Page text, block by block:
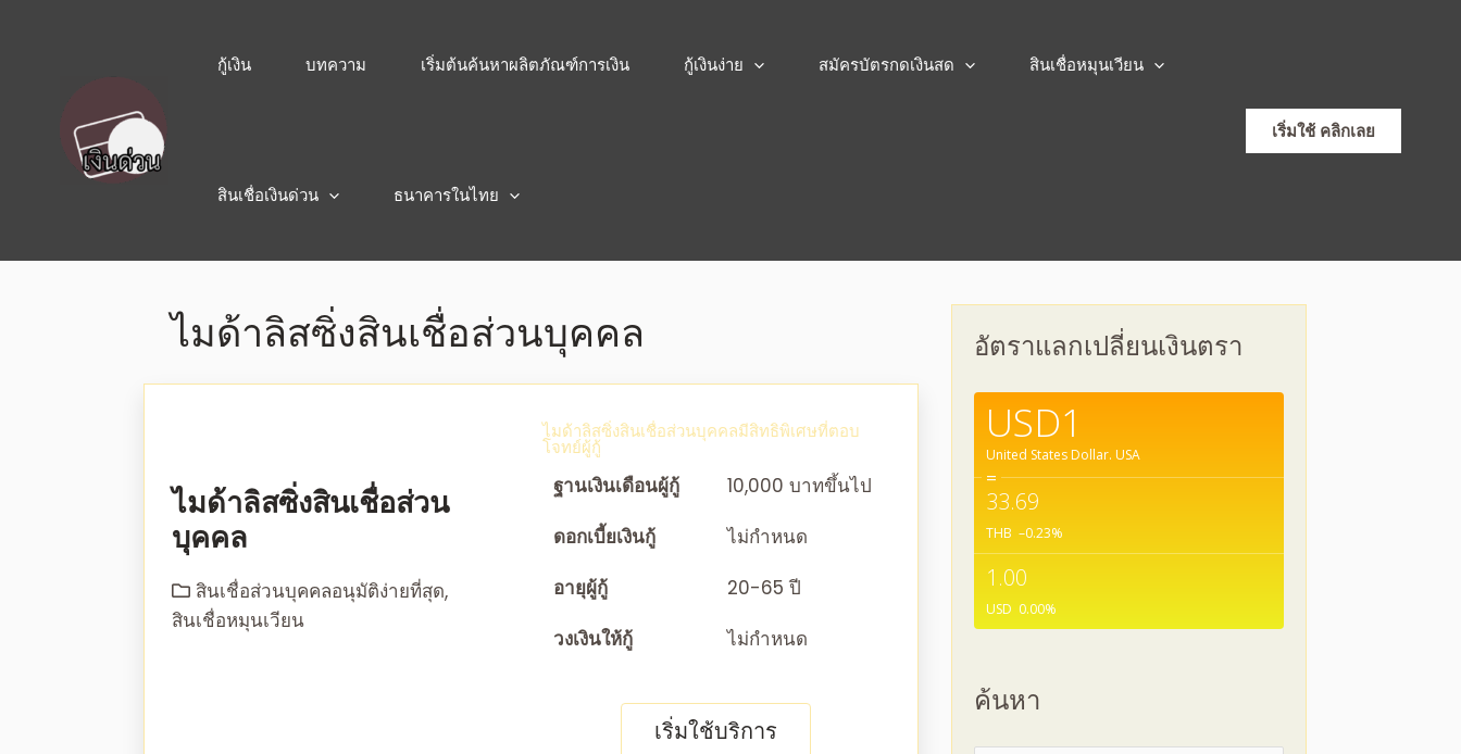
กู้เงิน บทความ เริ่มต้นค้นหาผลิตภัณฑ์การเงิน กู้เงินง่าย สมัครบัตรกดเงินสด สินเชื่อหมุนเวียน
สินเชื่อเงินด่วน ธนาคารในไทย
เริ่มใช้ คลิกเลย
ไมด้าลิสซิ่งสินเชื่อส่วนบุคคล
ไมด้าลิสซิ่งสินเชื่อส่วน
บุคคล
สินเชื่อส่วนบุคคลอนุมัติง่ายที่สุด,
สินเชื่อหมุนเวียน
ไมด้าลิสซิ่งสินเชื่อส่วนบุคคลมีสิทธิพิเศษที่ตอบ
โจทย์ผู้กู้
ฐานเงินเดือนผู้กู้
10,000 บาทขึ้นไป
ดอกเบี้ยเงินกู้
ไม่กำหนด
อายุผู้กู้
20-65 ปี
วงเงินให้กู้
ไม่กำหนด
เริ่มใช้บริการ
อัตราแลกเปลี่ยนเงินตรา
USD1
United States Dollar. USA
=
33.69
THB –0.23%
1.00
USD 0.00%
ค้นหา